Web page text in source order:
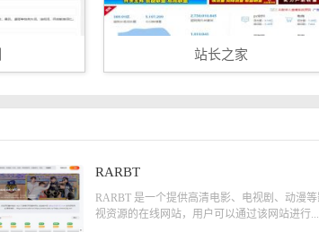
站长之家
RARBT
RARBT 是一个提供高清电影、电视剧、动漫
视资源的在线网站，用户可以通过该网站进行...